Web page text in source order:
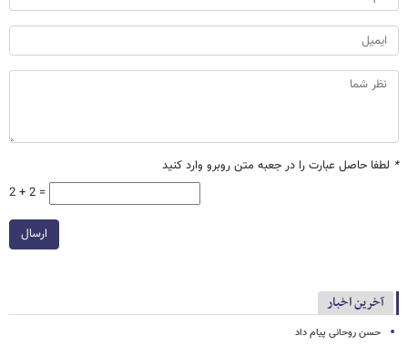
* لطفا حاصل عبارت را در جعبه متن روبرو وارد کنید
2 + 2 =
ارسال
آخرین اخبار
حسن روحانی پیام داد